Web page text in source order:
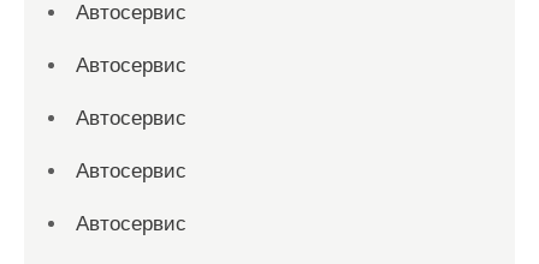
Автосервис
Автосервис
Автосервис
Автосервис
Автосервис